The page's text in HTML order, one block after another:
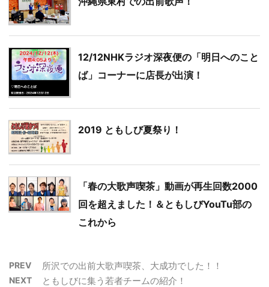
12/12NHKラジオ深夜便の「明日へのこと
ば」コーナーに店長が出演！
2019 ともしび夏祭り！
「春の大歌声喫茶」動画が再生回数2000
回を超えました！＆ともしびYouTu部の
これから
PREV 所沢での出前大歌声喫茶、大成功でした！！
NEXT ともしびに集う若者チームの紹介！